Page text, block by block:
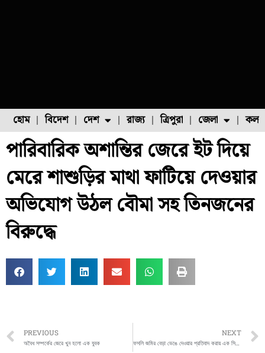
হোম বিদেশ দেশ
ফুল চাষ ফল চাষ মাছ চাষ পোল্ট্রি চাষ
রাজ্য ত্রিপুরা জেলা
উত্তর ২৪ পরগনা
পারিবারিক অশান্তির জেরে ইট দিয়ে
মেরে শাশুড়ির মাথা ফাটিয়ে দেওয়ার
অভিযোগ উঠল বৌমা সহ তিনজনের
বিরুদ্ধে
Prev
PREVIOUS
অবৈধ সম্পর্কের জেরে খুন হলো এক যুবক
NEXT
ফসলি জমির বেড়া ভেঙে দেওয়ার প্রতিবাদ করায় এক সিভিক ভলেন্টিয়ার কে লোহার রড দিয়ে মেরে মাথা ফাটিয়ে দেওয়ার অভিযোগ উঠল দুই প্রতিবেশীর বিরুদ্ধে